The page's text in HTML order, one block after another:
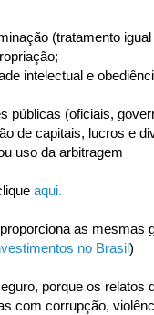
(tratamento
intelectual e
públicas (oficiais,
de capitais, lucros e
uso da arbitragem
aqui.
as mesmas
no Brasil)
porque os relatos
com corrupção,